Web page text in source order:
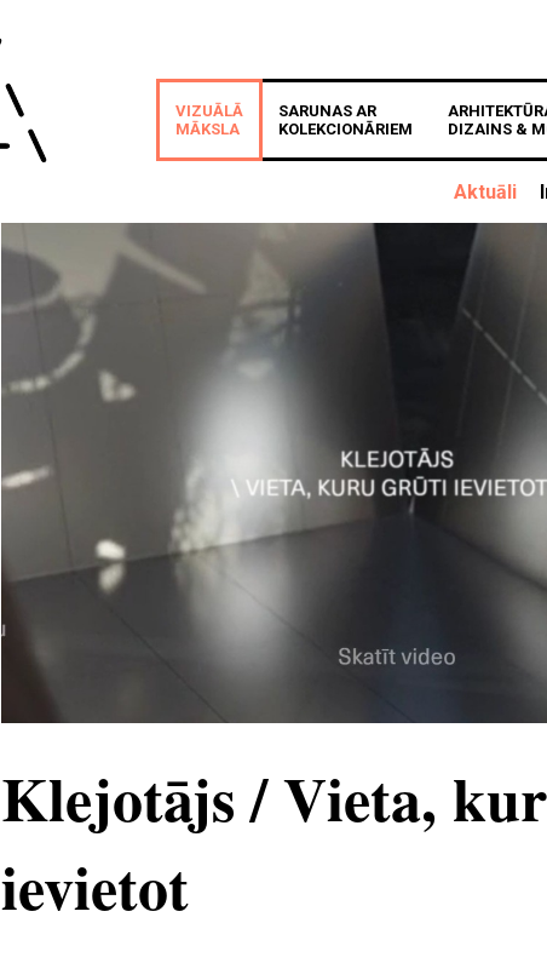
VIZUĀLĀ
MĀKSLA
SARUNAS AR
KOLEKCIONĀRIEM
DIZAINS &
Aktuāli
Klejotājs / Vieta,
ievietot